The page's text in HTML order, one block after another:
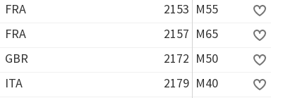
FRA 2153 M55
FRA 2157 M65
GBR 2172 M50
ITA 2179 M40